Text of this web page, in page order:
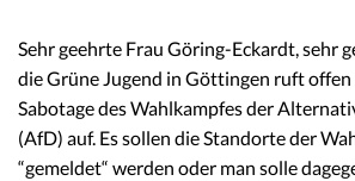
Sehr geehrte Frau Göring-Eckardt, sehr
die Grüne Jugend in Göttingen ruft
Sabotage des Wahlkampfes der
(AfD) auf. Es sollen die Standorte der
“gemeldet“ werden oder man solle